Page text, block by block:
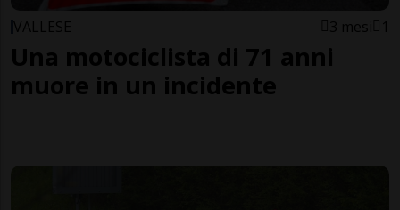
VALLESE 3 mesi 1
Una motociclista di 71 anni
muore in un incidente